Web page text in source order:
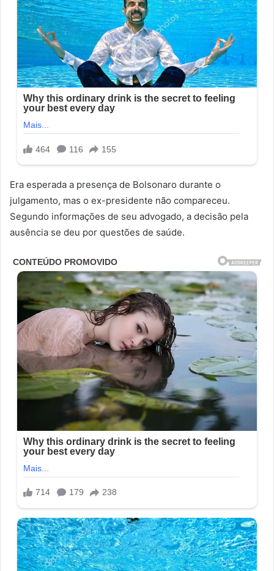
Era esperada a presença de Bolsonaro durante o
julgamento, mas o ex-presidente não compareceu.
Segundo informações de seu advogado, a decisão pela
ausência se deu por questões de saúde.